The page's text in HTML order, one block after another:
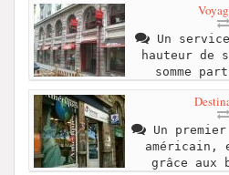
Un
hauteur de
somme
Un
américain,
grâce aux